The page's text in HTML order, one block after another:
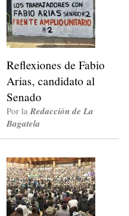
Reflexiones de Fabio
Arias, candidato al
Senado
Por laRedacción de La
Bagatela